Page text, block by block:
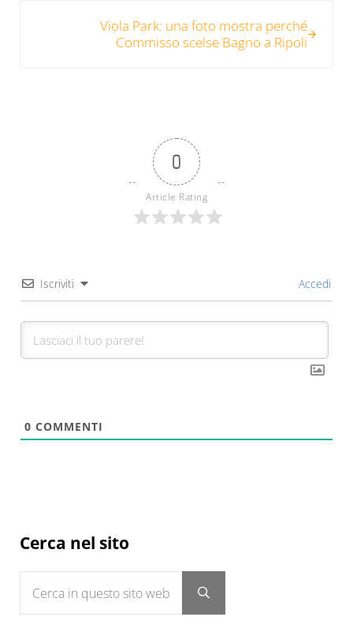
Viola Park: una foto mostra perché
Commisso scelse Bagno a Ripoli
0
Article Rating
Iscriviti Accedi
0 COMMENTI
Sidebar
Cerca nel sito
Submit search